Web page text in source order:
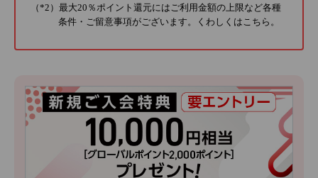
（*2）最大20％ポイント還元にはご利用金額の上限など各種
条件・ご留意事項がございます。くわしくはこちら 。